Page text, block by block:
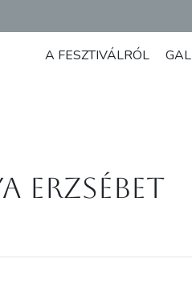
A FESZTIVÁLRÓL
Erzsébet